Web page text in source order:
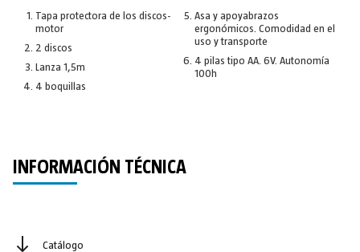
Tapa protectora de los discos-
motor
2 discos
Lanza 1,5m
4 boquillas
Asa y apoyabrazos
ergonómicos. Comodidad en el
uso y transporte
4 pilas tipo AA. 6V. Autonomía
100h
INFORMACIÓN TÉCNICA
Catálogo